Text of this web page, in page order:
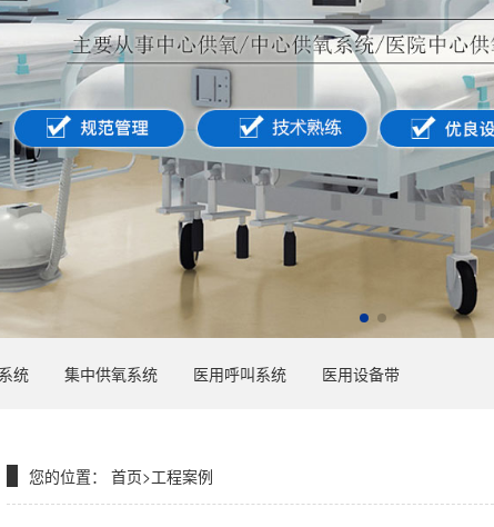
统 集中供氧系统 医用呼叫系统 医用设备带
您的位置： 首页>工程案例